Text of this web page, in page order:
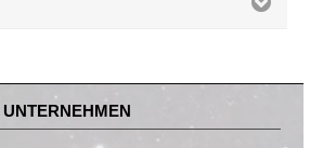
UNTERNEHMEN